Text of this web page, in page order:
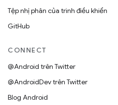
Tệp nhị phân của trình điều khiển
GitHub
CONNECT
@Android trên Twitter
@AndroidDev trên Twitter
Blog Android